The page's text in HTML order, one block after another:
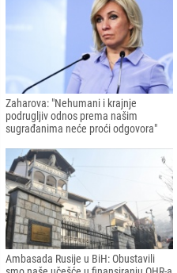
Blinken: "U slučaju ruske blokade
rezervna opcija"